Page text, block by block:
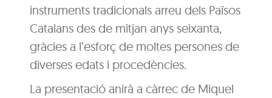
instruments tradicionals arreu dels Països
Catalans des de mitjan anys seixanta,
gràcies a l’esforç de moltes persones de
diverses edats i procedències.
La presentació anirà a càrrec de Miquel